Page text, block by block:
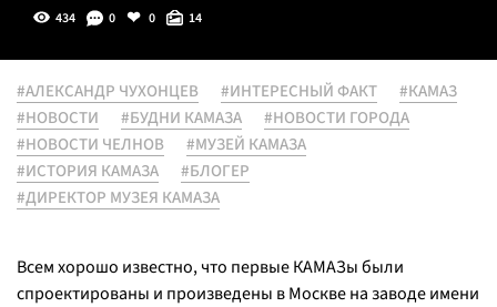
434 0 0 14
#АЛЕКСАНДР ЧУХОНЦЕВ #ИНТЕРЕСНЫЙ ФАКТ
#КАМАЗ
#НОВОСТИ
#БУДНИ КАМАЗА
#НОВОСТИ ГОРОДА
#НОВОСТИ ЧЕЛНОВ
#МУЗЕЙ КАМАЗА
#ИСТОРИЯ КАМАЗА
#БЛОГЕР
#ДИРЕКТОР МУЗЕЯ КАМАЗА
Всем хорошо известно, что первые КАМАЗы были
спроектированы и произведены в Москве на заводе имени